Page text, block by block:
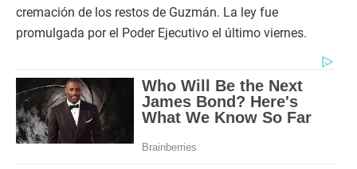
cremación de los restos de Guzmán. La ley fue
promulgada por el Poder Ejecutivo el último viernes.